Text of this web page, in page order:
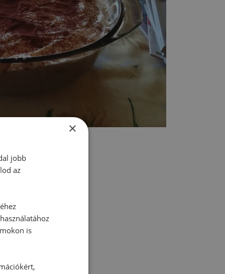
hozzászólás.
×
jobb
az
is